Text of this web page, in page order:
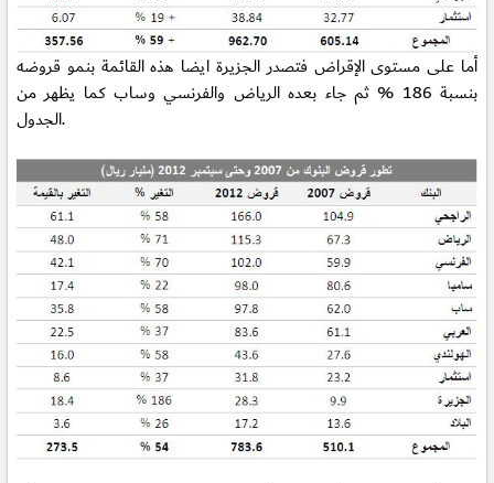
أما على مستوى الإقراض فتصدر الجزيرة ايضا هذه القائمة بنمو قروضه
بنسبة 186 % ثم جاء بعده الرياض والفرنسي وساب كما يظهر من
الجدول.